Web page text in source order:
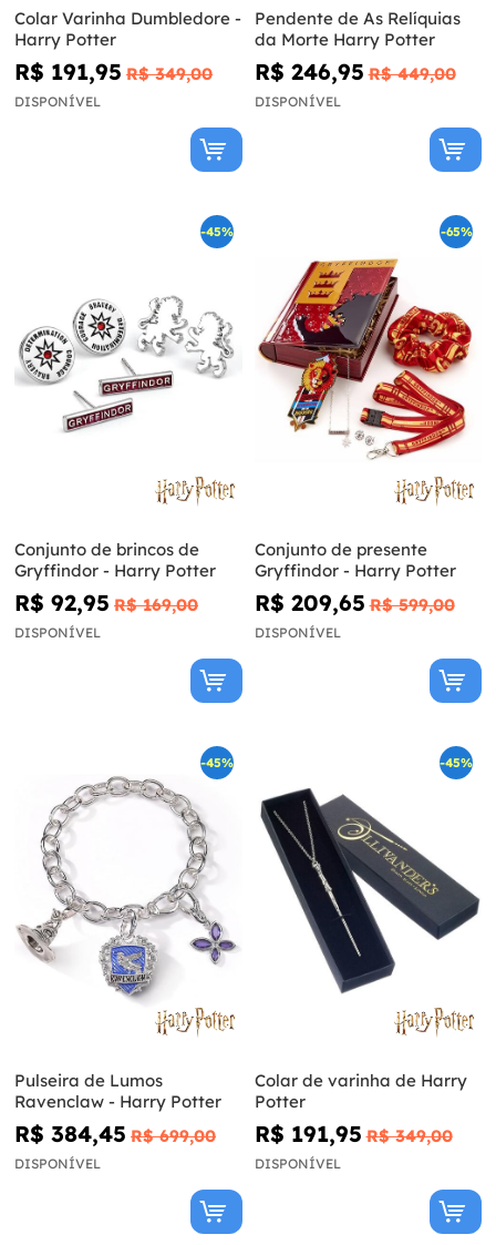
Colar Varinha Dumbledore -
Harry Potter
R$ 191,95 R$ 349,00
DISPONÍVEL
Pendente de As Relíquias
da Morte Harry Potter
R$ 246,95 R$ 449,00
DISPONÍVEL
-45%
Conjunto de brincos de
Gryffindor - Harry Potter
R$ 92,95 R$ 169,00
DISPONÍVEL
-65%
Conjunto de presente
Gryffindor - Harry Potter
R$ 209,65 R$ 599,00
DISPONÍVEL
-45%
Pulseira de Lumos
Ravenclaw - Harry Potter
R$ 384,45 R$ 699,00
DISPONÍVEL
-45%
Colar de varinha de Harry
Potter
R$ 191,95 R$ 349,00
DISPONÍVEL